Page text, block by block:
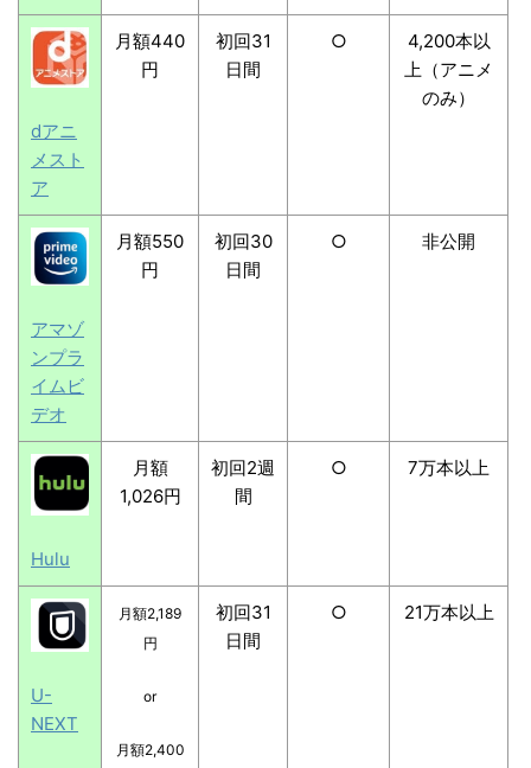
dアニ
メスト
ア
月額440
円
初回31
日間
○
4,200本以
上（アニメ
のみ）
アマゾ
ンプラ
イムビ
デオ
月額550
円
初回30
日間
○ 非公開
Hulu
月額
1,026円
初回2週
間
○ 7万本以上
U-
NEXT
月額2,189
円
or
月額2,400
初回31
日間
○ 21万本以上